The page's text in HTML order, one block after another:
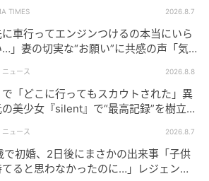
ボックス」でした。不動産会社か
は不在の時間が多いため」「ネッ
く利用されているため」というコ
TIMES 2026.8.7
に車行ってエンジンつけるの本当にいら
…」妻の切実な“お願い”に共感の声「気
ニュース 2026.8.8
で「どこに行ってもスカウトされた」異
美少女『silent』で“最高記録”を樹立し
ニュース 2026.8.7
で初婚、2日後にまさかの出来事「子供
てると思わなかったのに…」レジェンド